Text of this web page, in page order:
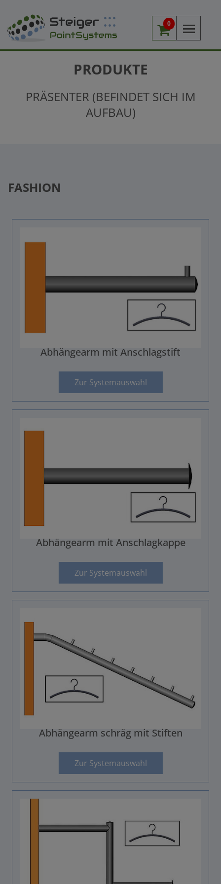
0
PRODUKTE
PRÄSENTER (BEFINDET SICH IM
AUFBAU)
FASHION
Abhängearm mit Anschlagstift
Zur Systemauswahl
Abhängearm mit Anschlagkappe
Zur Systemauswahl
Abhängearm schräg mit Stiften
Zur Systemauswahl